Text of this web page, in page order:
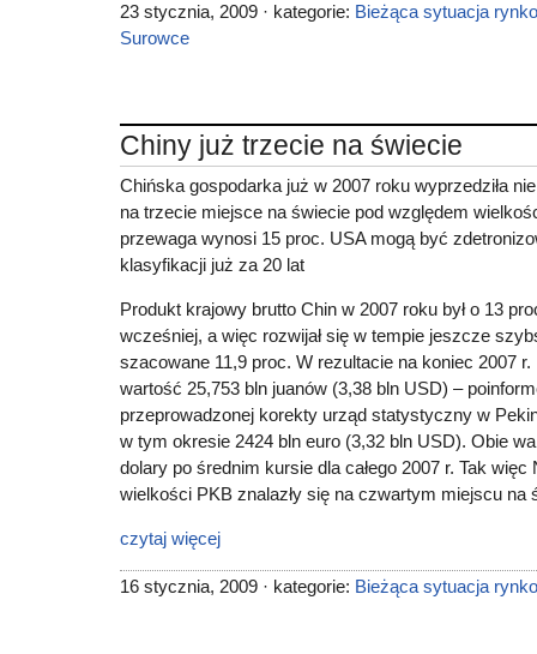
23 stycznia, 2009 · kategorie: Bieżąca sytuacja
Surowce
Chiny już trzecie na świecie
Chińska gospodarka już w 2007 roku wyprzedziła
na trzecie miejsce na świecie pod względem
przewaga wynosi 15 proc. USA mogą być
klasyfikacji już za 20 lat
Produkt krajowy brutto Chin w 2007 roku był o 13
wcześniej, a więc rozwijał się w tempie jeszcze
szacowane 11,9 proc. W rezultacie na koniec 2007 r.
wartość 25,753 bln juanów (3,38 bln USD) –
przeprowadzonej korekty urząd statystyczny w
w tym okresie 2424 bln euro (3,32 bln USD). Obie
dolary po średnim kursie dla całego 2007 r. Tak
wielkości PKB znalazły się na czwartym miejscu na
czytaj więcej
16 stycznia, 2009 · kategorie: Bieżąca sytuacja